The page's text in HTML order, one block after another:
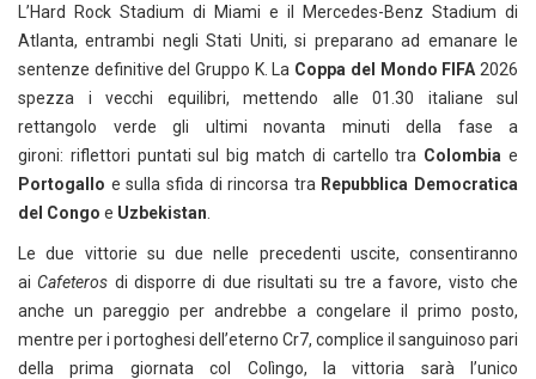
L’Hard Rock Stadium di Miami e il Mercedes-Benz Stadium di
Atlanta, entrambi negli Stati Uniti, si preparano ad emanare le
sentenze definitive del Gruppo K. La Coppa del Mondo FIFA 2026
spezza i vecchi equilibri, mettendo alle 01.30 italiane sul
rettangolo verde gli ultimi novanta minuti della fase a
gironi: riflettori puntati sul big match di cartello tra Colombia e
Portogallo e sulla sfida di rincorsa tra Repubblica Democratica
del Congo e Uzbekistan
Le due vittorie su due nelle precedenti uscite, consentiranno
aiCafeteros di disporre di due risultati su tre a favore, visto che
anche un pareggio per andrebbe a congelare il primo posto,
mentre per i portoghesi dell’eterno Cr7, complice il sanguinoso pari
della prima giornata col Colìngo, la vittoria sarà l’unico